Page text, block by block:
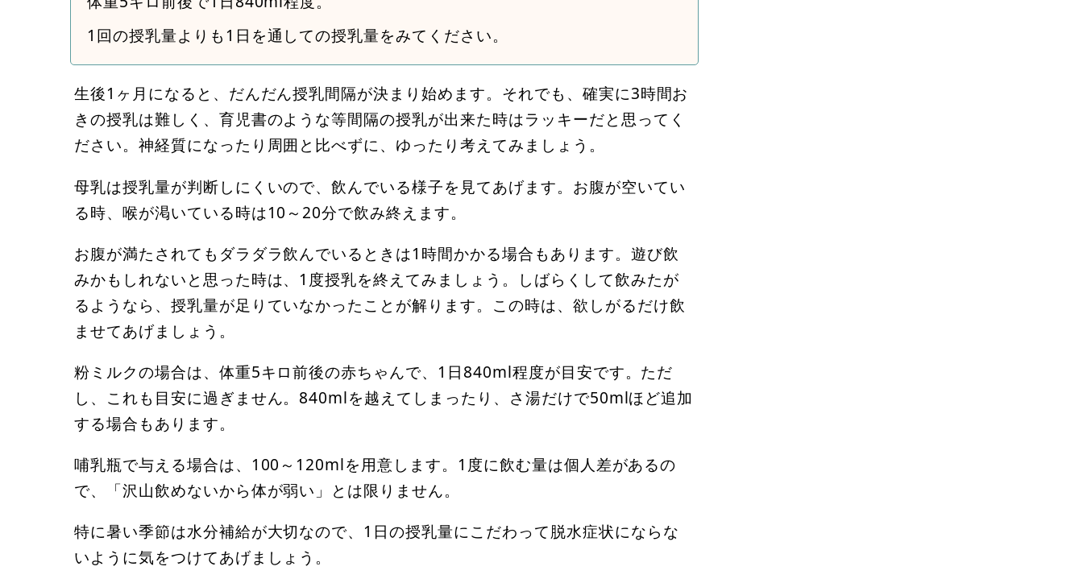
1回の授乳量よりも1日を通しての授乳量をみてください。
生後1ヶ月になると、だんだん授乳間隔が決まり始めます。それでも、確実に3時間お
きの授乳は難しく、育児書のような等間隔の授乳が出来た時はラッキーだと思ってく
ださい。神経質になったり周囲と比べずに、ゆったり考えてみましょう。
母乳は授乳量が判断しにくいので、飲んでいる様子を見てあげます。お腹が空いてい
る時、喉が渇いている時は10～20分で飲み終えます。
お腹が満たされてもダラダラ飲んでいるときは1時間かかる場合もあります。遊び飲
みかもしれないと思った時は、1度授乳を終えてみましょう。しばらくして飲みたが
るようなら、授乳量が足りていなかったことが解ります。この時は、欲しがるだけ飲
ませてあげましょう。
粉ミルクの場合は、体重5キロ前後の赤ちゃんで、1日840ml程度が目安です。ただ
し、これも目安に過ぎません。840mlを越えてしまったり、さ湯だけで50mlほど追加
する場合もあります。
哺乳瓶で与える場合は、100～120mlを用意します。1度に飲む量は個人差があるの
で、「沢山飲めないから体が弱い」とは限りません。
特に暑い季節は水分補給が大切なので、1日の授乳量にこだわって脱水症状にならな
いように気をつけてあげましょう。